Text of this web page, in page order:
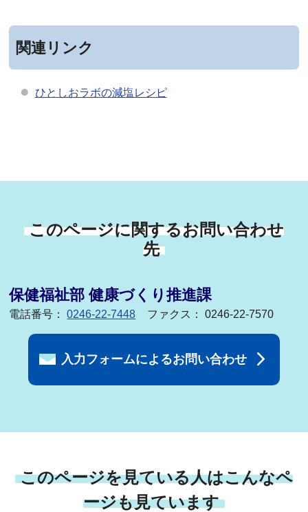
関連リンク
ひとしおラボの減塩レシピ
このページに関するお問い合わせ
先
保健福祉部 健康づくり推進課
電話番号：0246-22-7448 ファクス： 0246-22-7570
入力フォームによるお問い合わせ
このページを見ている人はこんなペ
ージも見ています